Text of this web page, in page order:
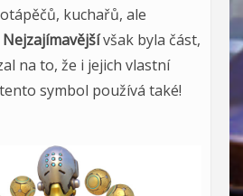
kuchařů, ale
Nejzajímavějšívšak byla část,
na to, že i jejich vlastní
symbol používá také!